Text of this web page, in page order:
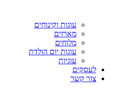
עוגות וקינוחים
מארזים
מלוחים
עוגות יום הולדת
עוגיות
לעסקים
צור קשר